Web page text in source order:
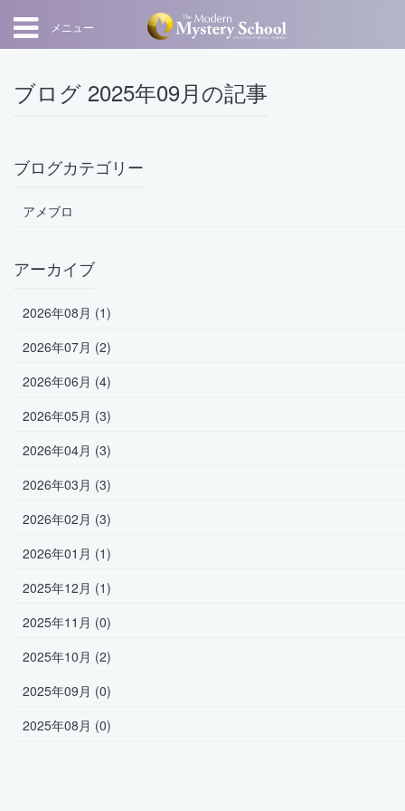
メニュー
ブログ 2025年09月の記事
ブログカテゴリー
アメブロ
アーカイブ
2026年08月 (1)
2026年07月 (2)
2026年06月 (4)
2026年05月 (3)
2026年04月 (3)
2026年03月 (3)
2026年02月 (3)
2026年01月 (1)
2025年12月 (1)
2025年11月 (0)
2025年10月 (2)
2025年09月 (0)
2025年08月 (0)